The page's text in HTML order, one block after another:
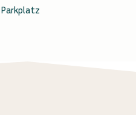
Parkplatz